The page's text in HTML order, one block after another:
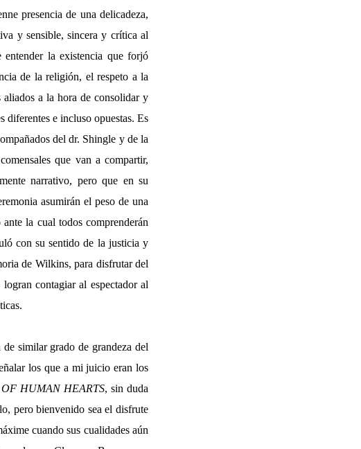
presencia de una delicadeza,
y sensible, sincera y crítica al
la existencia que forjó
de la religión, el respeto a la
a la hora de consolidar y
diferentes e incluso opuestas. Es
del dr. Shingle y de la
que van a compartir,
narrativo, pero que en su
asumirán el peso de una
la cual todos comprenderán
con su sentido de la justicia y
de Wilkins, para disfrutar del
contagiar al espectador al
similar grado de grandeza del
los que a mi juicio eran los
OF HUMAN HEARTS, sin duda
pero bienvenido sea el disfrute
cuando sus cualidades aún